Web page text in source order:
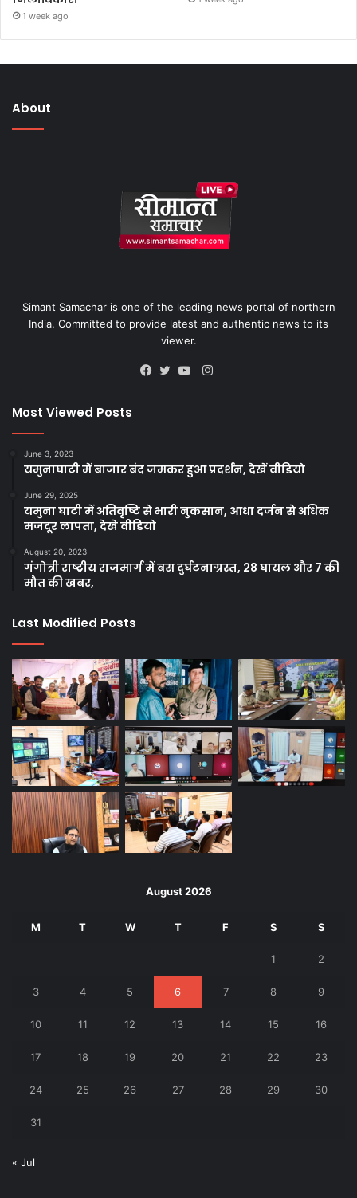
1 week ago
About
Simant Samachar is one of the leading news portal of northern
India. Committed to provide latest and authentic news to its
viewer.
Instagram
Most Viewed Posts
June 3, 2023
यमुनाघाटी में बाजार बंद जमकर हुआ प्रदर्शन, देखें वीडियो
June 29, 2025
यमुना घाटी में अतिवृष्टि से भारी नुकसान, आधा दर्जन से अधिक
मजदूर लापता, देखे वीडियो
August 20, 2023
गंगोत्री राष्ट्रीय राजमार्ग में बस दुर्घटनाग्रस्त, 28 घायल और 7 की
मौत की खबर,
Last Modified Posts
August 2026
M T W T F S S
1 2
3 4 5 6 7 8 9
10 11 12 13 14 15 16
17 18 19 20 21 22 23
24 25 26 27 28 29 30
31
« Jul